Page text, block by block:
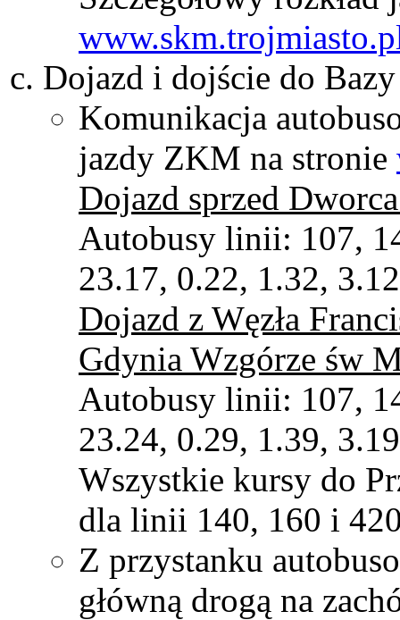
Dojazd i dojście do
Komunikacja
jazdy ZKM na stronie
Dojazd sprzed
Autobusy linii: 107,
23.17, 0.22, 1.32,
Dojazd z Węzła
Gdynia Wzgórze św
Autobusy linii: 107,
23.24, 0.29, 1.39,
Wszystkie kursy do
dla linii 140, 160 i
Z przystanku
główną drogą na